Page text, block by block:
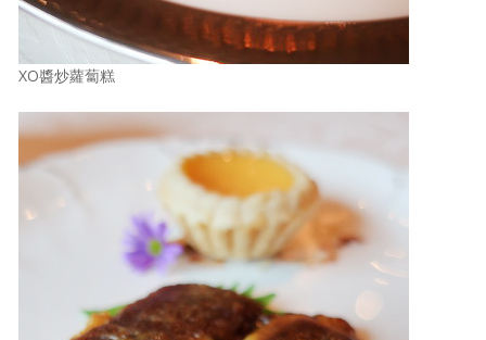
XO醬炒蘿蔔糕